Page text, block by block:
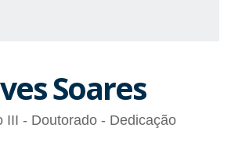
Soares
III - Doutorado - Dedicação